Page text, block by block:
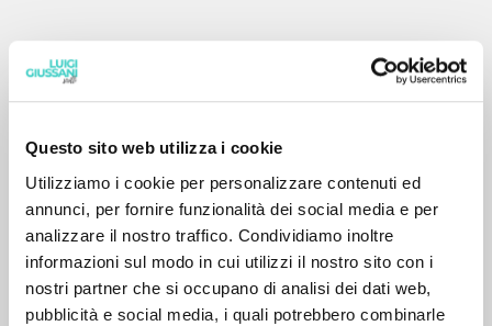
Questo sito web utilizza i cookie
Utilizziamo i cookie per personalizzare contenuti ed
annunci, per fornire funzionalità dei social media e per
analizzare il nostro traffico. Condividiamo inoltre
informazioni sul modo in cui utilizzi il nostro sito con i
nostri partner che si occupano di analisi dei dati web,
pubblicità e social media, i quali potrebbero combinarle